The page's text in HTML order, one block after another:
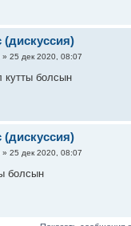
(дискуссия)
» 25 дек 2020, 08:07
болсын
(дискуссия)
» 25 дек 2020, 08:07
болсын